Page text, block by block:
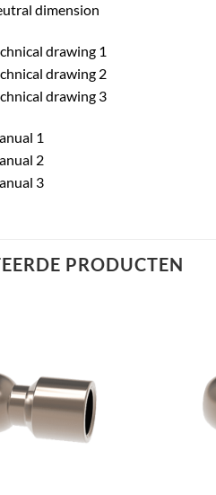
dimension
drawing 1
drawing 2
drawing 3
1
2
3
PRODUCTEN